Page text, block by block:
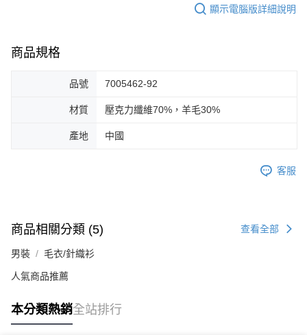
顯示電腦版詳細說明
商品規格
品號 7005462-92
材質 壓克力纖維70%，羊毛30%
產地 中國
客服
商品相關分類 (5) 查看全部
男裝 毛衣/針織衫
人氣商品推薦
本分類熱銷全站排行